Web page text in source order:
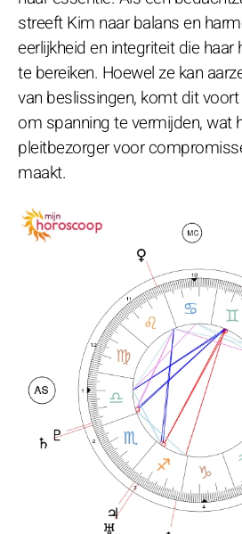
streeft Kim naar balans en
eerlijkheid en integriteit die haar
te bereiken. Hoewel ze kan
van beslissingen, komt dit
om spanning te vermijden, wat
pleitbezorger voor
maakt.